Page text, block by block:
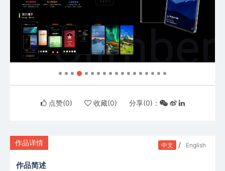
点赞(0) 收藏(0) 分享(0)：
作品详情 中文 / English
作品简述